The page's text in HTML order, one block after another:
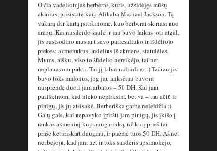
O čia vadeliotojas berberas, kuris, užsidėjęs mūsų
akinius, prisistatė kaip Alibaba Michael Jackson. Tą
vakarą dar kartą įsitikinome, kuo berberai skiriasi nuo
arabų. Kai nusileido saulė ir jau buvo laikas joti atgal,
jis pasisodino mus ant savo patiesaliuko ir išdėliojo
prekes: akmenukus, indelius iš akmens, statulėles.
Mums, aišku, viso to šūdelio nereikėjo, tai net
neplanavom pirkti. Tai jį labai nuliūdino :) Tačiau jis
buvo toks malonus, jog jau anksčiau buvom
nusprendę duoti jam arbatos – 50 DH. Kai jam
paaiškinom, kad nieko nepirksim, bet va – tau ačiū ir
pinigų, jis jų atsisakė. Berberiška garbė neleidžia :)
Galų gale, kai nepavyko įpiršti jam pinigų, jis įkišo į
rankas akmeninį kupranugariuką, už kurį prieš tai
prašė keturiskart daugiau, ir paėmė tuos 50 DH. Aš net
neabejoju, kad jam net ir toks sandėris apsimokėjo,